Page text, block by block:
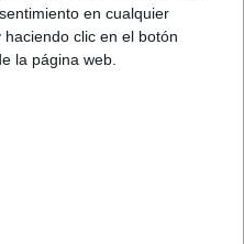
en cualquier
clic en el botón
la página web.